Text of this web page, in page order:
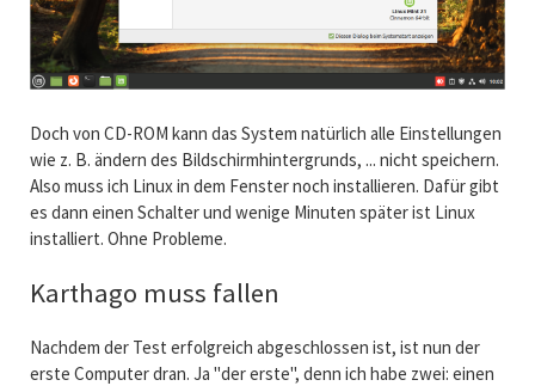
Doch von CD-ROM kann das System natürlich alle Einstellungen
wie z. B. ändern des Bildschirmhintergrunds, ... nicht speichern.
Also muss ich Linux in dem Fenster noch installieren. Dafür gibt
es dann einen Schalter und wenige Minuten später ist Linux
installiert. Ohne Probleme.
Karthago muss fallen
Nachdem der Test erfolgreich abgeschlossen ist, ist nun der
erste Computer dran. Ja "der erste", denn ich habe zwei: einen